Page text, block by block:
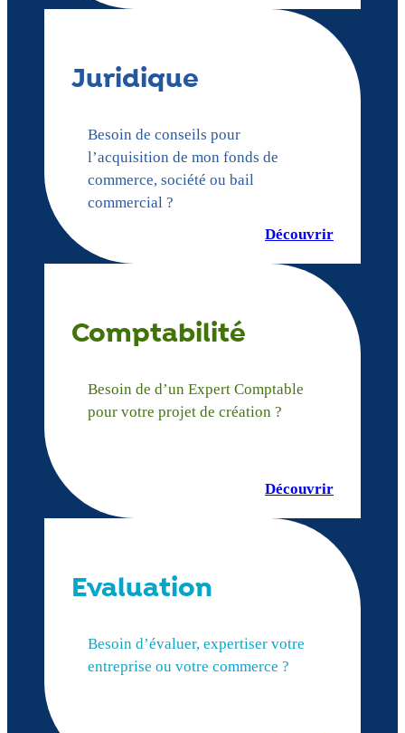
Juridique
Besoin de conseils pour
l’acquisition de mon fonds de
commerce, société ou bail
commercial ?
Découvrir
Comptabilité
Besoin de d’un Expert Comptable
pour votre projet de création ?
Découvrir
Evaluation
Besoin d’évaluer, expertiser votre
entreprise ou votre commerce ?